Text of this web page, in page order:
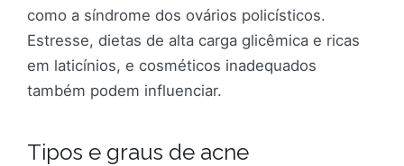
como a síndrome dos ovários policísticos.
Estresse, dietas de alta carga glicêmica e ricas
em laticínios, e cosméticos inadequados
também podem influenciar.
Tipos e graus de acne